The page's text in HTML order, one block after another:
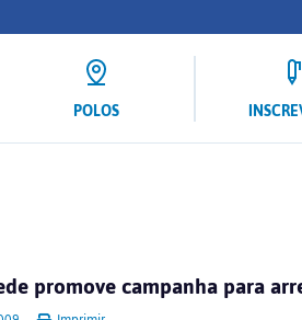
POLOS
promove campanha para